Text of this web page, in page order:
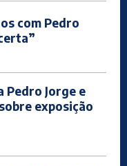
com Pedro
Pedro Jorge e
exposição